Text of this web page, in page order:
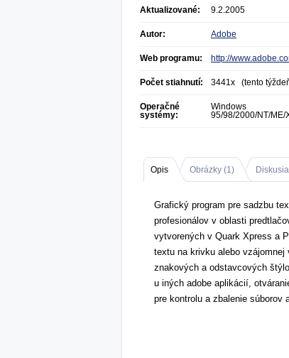
Aktualizované: 9.2.2005
Autor: Adobe
Web programu: http://
Počet stiahnutí: 3441x (tento
Operačné
systémy:
Windows
95/98/2000/NT/ME/
Opis Obrázky (1)
Grafický program pre sadzbu
profesionálov v oblasti
vytvorených v Quark Xpress a
textu na krivku alebo
znakových a odstavcových
u iných adobe aplikácií,
pre kontrolu a zbalenie súborov